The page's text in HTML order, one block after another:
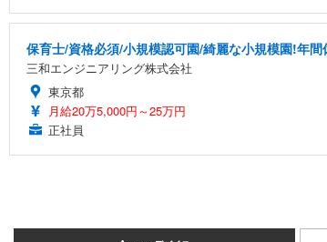
保育士/資格必須/小規模認可園/綺麗な小規模園!年
三和エンジニアリング株式会社
東京都
月給20万5,000円～25万円
正社員